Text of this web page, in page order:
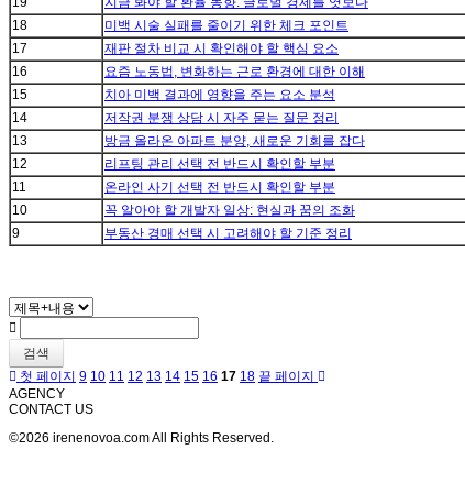
18
미백 시술 실패를 줄이기 위한 체크 포인트
17
재판 절차 비교 시 확인해야 할 핵심 요소
16
요즘 노동법, 변화하는 근로 환경에 대한 이해
15
치아 미백 결과에 영향을 주는 요소 분석
14
저작권 분쟁 상담 시 자주 묻는 질문 정리
13
방금 올라온 아파트 분양, 새로운 기회를 잡다
12
리프팅 관리 선택 전 반드시 확인할 부분
11
온라인 사기 선택 전 반드시 확인할 부분
10
꼭 알아야 할 개발자 일상: 현실과 꿈의 조화
9
부동산 경매 선택 시 고려해야 할 기준 정리
검색
첫 페이지 9 10 11 12 13 14 15 16 17 18 끝 페이지
AGENCY
CONTACT US
©2026 irenenovoa.com All Rights Reserved.